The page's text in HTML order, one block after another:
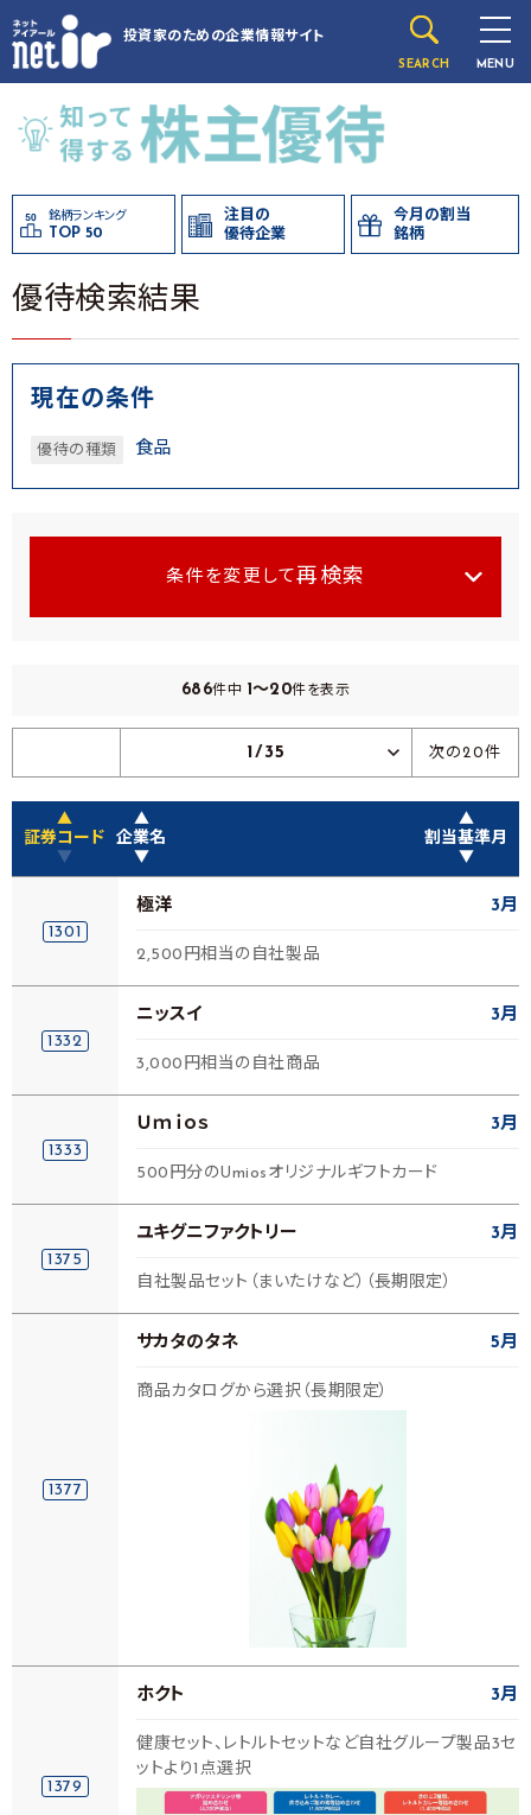
投資家のための企業情報サイト
SEARCH MENU
銘柄ランキング
TOP 50
注目の
優待企業
今月の割当
銘柄
優待検索結果
現在の条件
優待の種類 食品
条件を変更して 再検索
686件中 1～20件を表示
1/35 次の20件
▲
証券コード
▼
▲
企業名
▼
▲
割当基準月
▼
1301
極洋 3月
2,500円相当の自社製品
1332
ニッスイ 3月
3,000円相当の自社商品
1333
Ｕｍｉｏｓ 3月
500円分のUmiosオリジナルギフトカード
1375
ユキグニファクトリー 3月
自社製品セット（まいたけなど）（長期限定）
1377
サカタのタネ 5月
商品カタログから選択（長期限定）
1379
ホクト 3月
健康セット、レトルトセットなど自社グループ製品3セ
ットより1点選択